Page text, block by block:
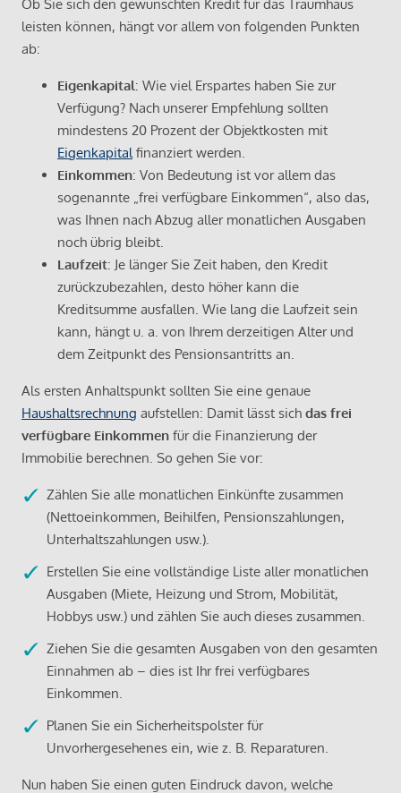
Ob Sie sich den gewünschten Kredit für das Traumhaus
leisten können, hängt vor allem von folgenden Punkten
ab:
Eigenkapital: Wie viel Erspartes haben Sie zur
Verfügung? Nach unserer Empfehlung sollten
mindestens 20 Prozent der Objektkosten mit
Eigenkapital finanziert werden.
Einkommen: Von Bedeutung ist vor allem das
sogenannte „frei verfügbare Einkommen“, also das,
was Ihnen nach Abzug aller monatlichen Ausgaben
noch übrig bleibt.
Laufzeit: Je länger Sie Zeit haben, den Kredit
zurückzubezahlen, desto höher kann die
Kreditsumme ausfallen. Wie lang die Laufzeit sein
kann, hängt u. a. von Ihrem derzeitigen Alter und
dem Zeitpunkt des Pensionsantritts an.
Als ersten Anhaltspunkt sollten Sie eine genaue
Haushaltsrechnung aufstellen: Damit lässt sich das frei
verfügbare Einkommen für die Finanzierung der
Immobilie berechnen. So gehen Sie vor:
Zählen Sie alle monatlichen Einkünfte zusammen
(Nettoeinkommen, Beihilfen, Pensionszahlungen,
Unterhaltszahlungen usw.).
Erstellen Sie eine vollständige Liste aller monatlichen
Ausgaben (Miete, Heizung und Strom, Mobilität,
Hobbys usw.) und zählen Sie auch dieses zusammen.
Ziehen Sie die gesamten Ausgaben von den gesamten
Einnahmen ab – dies ist Ihr frei verfügbares
Einkommen.
Planen Sie ein Sicherheitspolster für
Unvorhergesehenes ein, wie z. B. Reparaturen.
Nun haben Sie einen guten Eindruck davon, welche